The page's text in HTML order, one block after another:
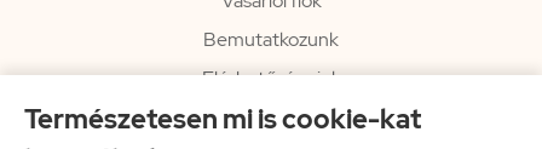
Természetesen mi is cookie-kat
Bemutatkozunk
Elérhetőségeink
Hírlevél